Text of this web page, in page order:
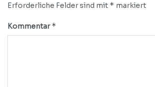
Erforderliche Felder sind mit * markiert
Kommentar*